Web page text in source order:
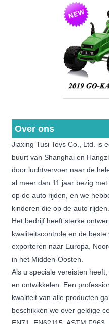
Over ons
Jiaxing Tusi Toys Co., Ltd. is
buurt van Shanghai en
door luchtvervoer naar de
al meer dan 11 jaar bezig
op de auto rijden, en we
kinderen die op de auto rijden.
Het bedrijf heeft sterke
kwaliteitscontrole en de
exporteren naar Europa,
in het Midden-Oosten.
Als u speciale vereisten
en ontwikkelen. Een
kwaliteit van alle producten
beschikken we over geldige